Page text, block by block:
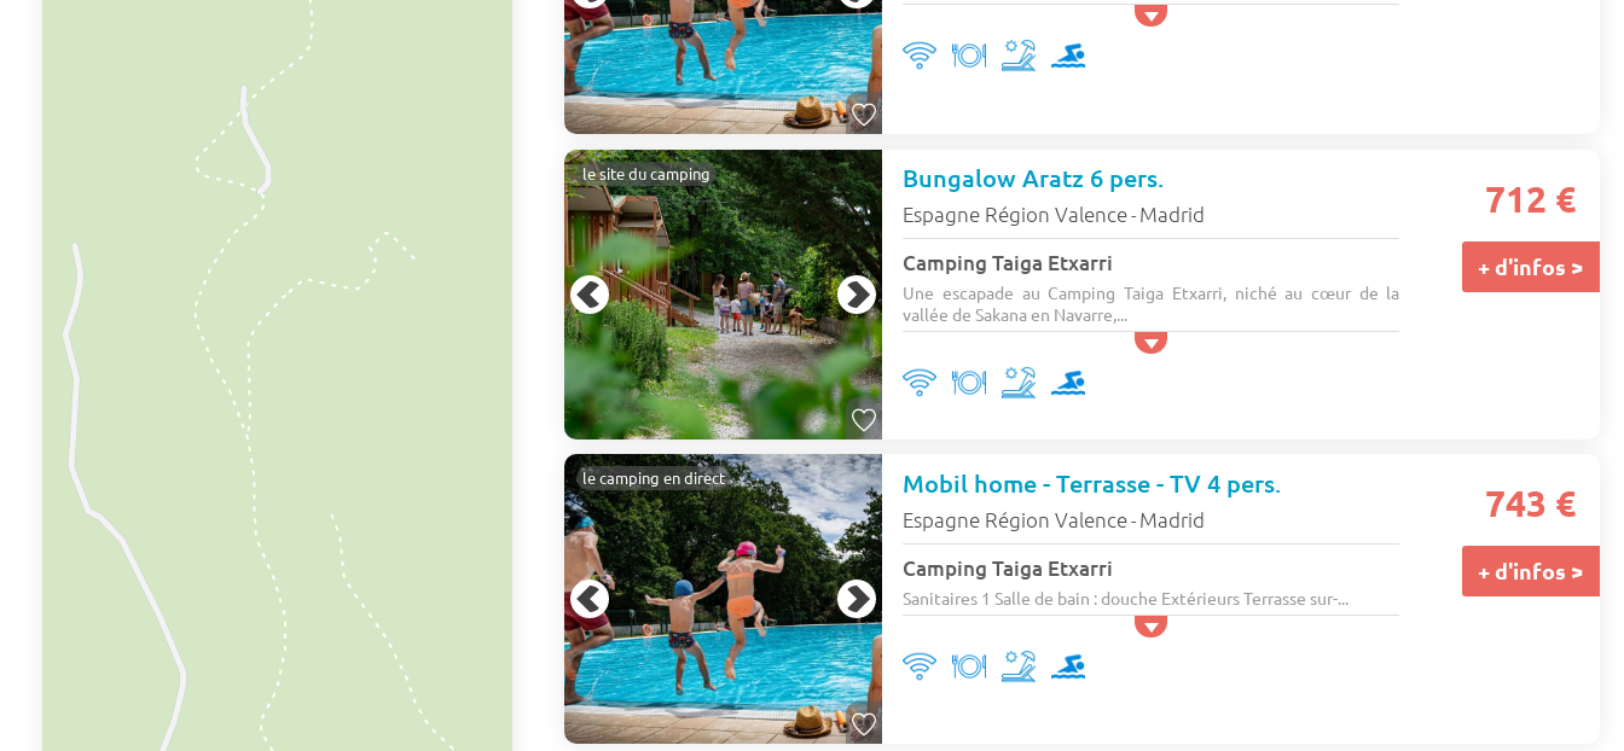
le site du camping Bungalow Aratz 6 pers.
Espagne Région Valence- Madrid
Camping Taiga Etxarri
Une escapade au Camping Taiga Etxarri, niché au cœur de la
vallée de Sakana en Navarre,...
712 €
+ d'infos >
le camping en direct Mobil home - Terrasse - TV 4 pers.
Espagne Région Valence- Madrid
Camping Taiga Etxarri
Sanitaires 1 Salle de bain : douche Extérieurs Terrasse sur-...
743 €
+ d'infos >